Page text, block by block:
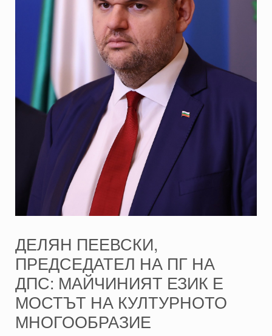
ДЕЛЯН ПЕЕВСКИ,
ПРЕДСЕДАТЕЛ НА ПГ НА
ДПС: МАЙЧИНИЯТ ЕЗИК Е
МОСТЪТ НА КУЛТУРНОТО
МНОГООБРАЗИЕ